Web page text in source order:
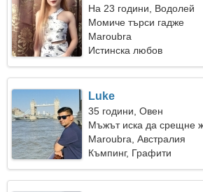
На 23 години, Водолей
Момиче търси гадже
Maroubra
Истинска любов
Luke
35 години, Овен
Мъжът иска да срещне
Maroubra, Австралия
Къмпинг, Графити